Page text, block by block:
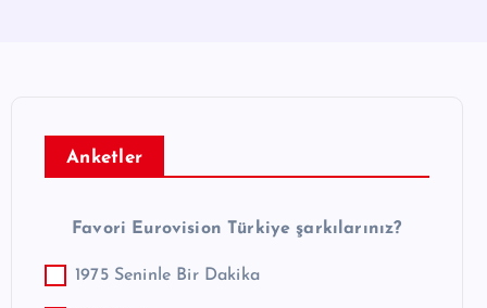
Anketler
Favori Eurovision Türkiye şarkılarınız?
1975 Seninle Bir Dakika